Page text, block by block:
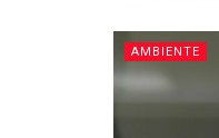
AMBIENTE